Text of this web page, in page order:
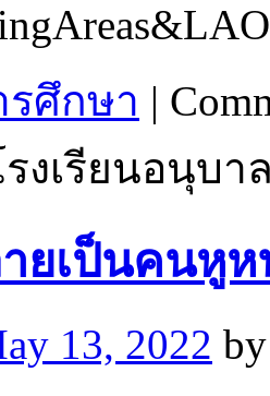
รศึกษา |
งเรียนอนุบ
ยเป็นคนหู
13, 2022 by